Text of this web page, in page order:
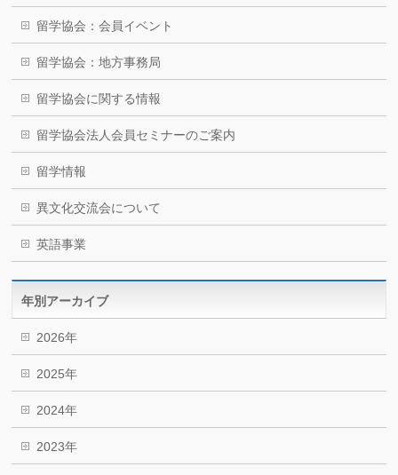
留学協会：会員イベント
留学協会：地方事務局
留学協会に関する情報
留学協会法人会員セミナーのご案内
留学情報
異文化交流会について
英語事業
年別アーカイブ
2026年
2025年
2024年
2023年